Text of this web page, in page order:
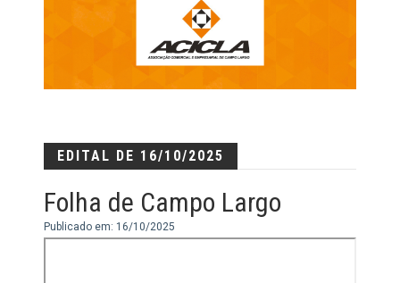
EDITAL DE 16/10/2025
Folha de Campo Largo
Publicado em: 16/10/2025